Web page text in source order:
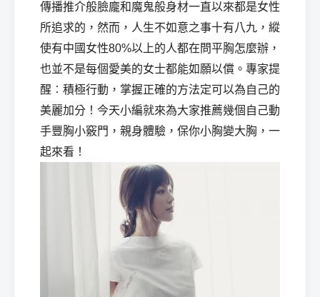
傳播推介般臉龐和魔鬼般身材一直以來都是女性
所追求的，然而，人生不如意之事十有八九，縱
使有中國女性80%以上的人都在問平胸怎麼辦，
也並不是每個愛美的女士都能如願以償。專家提
醒︰積極行動，掌握正確的方法定可以為自己的
美麗加分！今天小編就來為大家推薦幾個自己動
手豐胸小竅門，親身體驗，保你小胸變大胸，一
起來看！